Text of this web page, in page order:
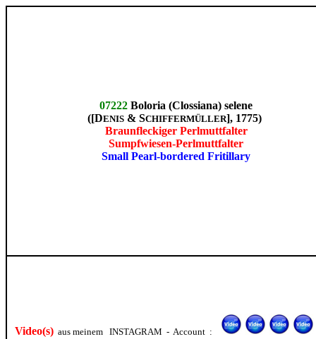
07222 Boloria (Clossiana) selene
([DENIS & SCHIFFERMÜLLER], 1775)
Braunfleckiger Perlmuttfalter
Sumpfwiesen-Perlmuttfalter
Small Pearl-bordered Fritillary
Video(s)aus meinem INSTAGRAM - Account :